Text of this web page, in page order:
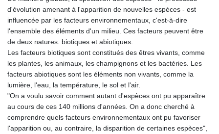
d'évolution amenant à l'apparition de nouvelles espèces - est
influencée par les facteurs environnementaux, c'est-à-dire
l'ensemble des éléments d'un milieu. Ces facteurs peuvent être
de deux natures: biotiques et abiotiques.
Les facteurs biotiques sont constitués des êtres vivants, comme
les plantes, les animaux, les champignons et les bactéries. Les
facteurs abiotiques sont les éléments non vivants, comme la
lumière, l'eau, la température, le sol et l'air.
"On a voulu savoir comment autant d'espèces ont pu apparaître
au cours de ces 140 millions d'années. On a donc cherché à
comprendre quels facteurs environnementaux ont pu favoriser
l'apparition ou, au contraire, la disparition de certaines espèces",